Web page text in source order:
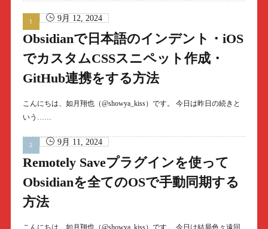
9月 12, 2024
Obsidianで日本語のインデント・iOS
でカスタムCSSスニペット作成・
GitHub連携をする方法
こんにちは、如月翔也（@showya_kiss）です。 今日は昨日の続きと
いう……
9月 11, 2024
Remotely Saveプラグインを使って
Obsidianを全てのOSで手動同期する
方法
こんにちは、如月翔也（@showya_kiss）です。 今日は結局色々遠回